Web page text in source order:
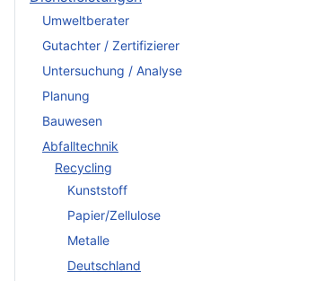
Umweltberater
Gutachter / Zertifizierer
Untersuchung / Analyse
Planung
Bauwesen
Abfalltechnik
Recycling
Kunststoff
Papier/Zellulose
Metalle
Deutschland